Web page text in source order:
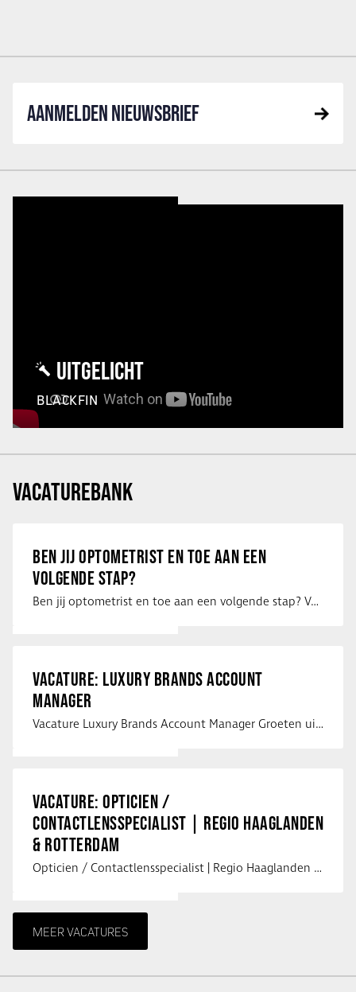
AANMELDEN NIEUWSBRIEF
UITGELICHT
BLACKFIN
VACATUREBANK
BEN JIJ OPTOMETRIST EN TOE AAN EEN
VOLGENDE STAP?
Ben jij optometrist en toe aan een volgende stap? Voor een optiekketen is Eye …
VACATURE: LUXURY BRANDS ACCOUNT
MANAGER
Vacature Luxury Brands Account Manager Groeten uit Spanje! Vanaf mijn …
VACATURE: OPTICIEN /
CONTACTLENSSPECIALIST | REGIO HAAGLANDEN
& ROTTERDAM
Opticien / Contactlensspecialist | Regio Haaglanden & Rotterdam Saludos uit …
MEER VACATURES